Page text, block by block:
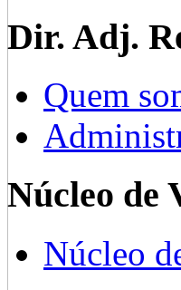
Dir. Adj.
Quem
Núcleo de
Núcleo